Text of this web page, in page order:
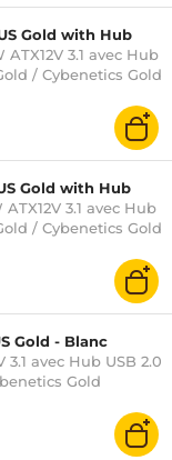
Gold with Hub
3.1 avec Hub
/ Cybenetics Gold
Gold with Hub
3.1 avec Hub
/ Cybenetics Gold
Gold - Blanc
avec Hub USB 2.0
Gold